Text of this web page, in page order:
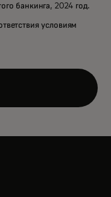
банкинга, 2024 год.
условиям